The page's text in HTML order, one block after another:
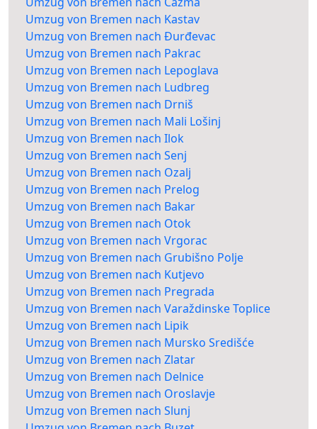
Umzug von Bremen nach Kastav
Umzug von Bremen nach Đurđevac
Umzug von Bremen nach Pakrac
Umzug von Bremen nach Lepoglava
Umzug von Bremen nach Ludbreg
Umzug von Bremen nach Drniš
Umzug von Bremen nach Mali Lošinj
Umzug von Bremen nach Ilok
Umzug von Bremen nach Senj
Umzug von Bremen nach Ozalj
Umzug von Bremen nach Prelog
Umzug von Bremen nach Bakar
Umzug von Bremen nach Otok
Umzug von Bremen nach Vrgorac
Umzug von Bremen nach Grubišno Polje
Umzug von Bremen nach Kutjevo
Umzug von Bremen nach Pregrada
Umzug von Bremen nach Varaždinske Toplice
Umzug von Bremen nach Lipik
Umzug von Bremen nach Mursko Središće
Umzug von Bremen nach Zlatar
Umzug von Bremen nach Delnice
Umzug von Bremen nach Oroslavje
Umzug von Bremen nach Slunj